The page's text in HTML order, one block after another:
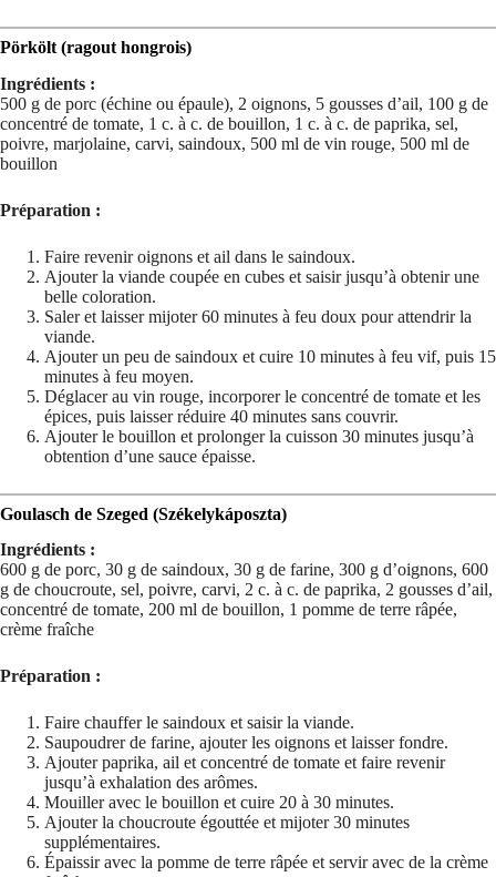
Pörkölt (ragout hongrois)
Ingrédients :
500 g de porc (échine ou épaule), 2 oignons, 5 gousses d’ail, 100 g de
concentré de tomate, 1 c. à c. de bouillon, 1 c. à c. de paprika, sel,
poivre, marjolaine, carvi, saindoux, 500 ml de vin rouge, 500 ml de
bouillon
Préparation :
Faire revenir oignons et ail dans le saindoux.
Ajouter la viande coupée en cubes et saisir jusqu’à obtenir une
belle coloration.
Saler et laisser mijoter 60 minutes à feu doux pour attendrir la
viande.
Ajouter un peu de saindoux et cuire 10 minutes à feu vif, puis 15
minutes à feu moyen.
Déglacer au vin rouge, incorporer le concentré de tomate et les
épices, puis laisser réduire 40 minutes sans couvrir.
Ajouter le bouillon et prolonger la cuisson 30 minutes jusqu’à
obtention d’une sauce épaisse.
Goulasch de Szeged (Székelykáposzta)
Ingrédients :
600 g de porc, 30 g de saindoux, 30 g de farine, 300 g d’oignons, 600
g de choucroute, sel, poivre, carvi, 2 c. à c. de paprika, 2 gousses d’ail,
concentré de tomate, 200 ml de bouillon, 1 pomme de terre râpée,
crème fraîche
Préparation :
Faire chauffer le saindoux et saisir la viande.
Saupoudrer de farine, ajouter les oignons et laisser fondre.
Ajouter paprika, ail et concentré de tomate et faire revenir
jusqu’à exhalation des arômes.
Mouiller avec le bouillon et cuire 20 à 30 minutes.
Ajouter la choucroute égouttée et mijoter 30 minutes
supplémentaires.
Épaissir avec la pomme de terre râpée et servir avec de la crème